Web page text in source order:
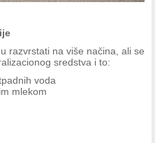
razvrstati na više načina, ali se
sredstva i to:
voda
mlekom